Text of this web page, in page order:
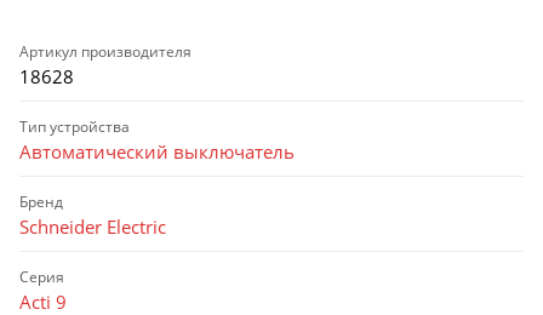
Артикул производителя
18628
Тип устройства
Автоматический выключатель
Бренд
Schneider Electric
Серия
Acti 9